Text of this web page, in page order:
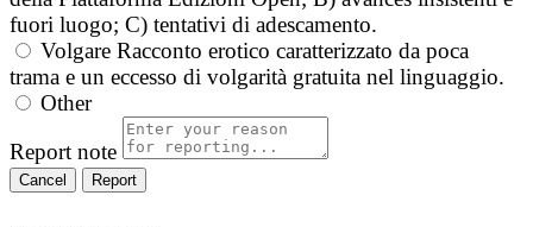
fuori luogo; C) tentativi di adescamento.
Volgare Racconto erotico caratterizzato da poca
trama e un eccesso di volgarità gratuita nel linguaggio.
Other
Report note
Report